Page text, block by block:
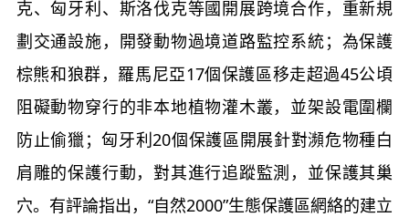
克、匈牙利、斯洛伐克等國開展跨境合作，重新規
劃交通設施，開發動物過境道路監控系統；為保護
棕熊和狼群，羅馬尼亞17個保護區移走超過45公頃
阻礙動物穿行的非本地植物灌木叢，並架設電圍欄
防止偷獵；匈牙利20個保護區開展針對瀕危物種白
肩雕的保護行動，對其進行追蹤監測，並保護其巢
穴。有評論指出，“自然2000”生態保護區網絡的建立